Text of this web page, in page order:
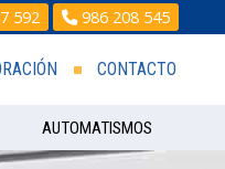
592 986 208 545
CONTACTO
AUTOMATISMOS